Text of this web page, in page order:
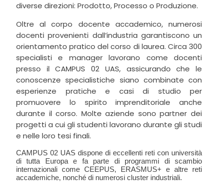
diverse direzioni: Prodotto, Processo o Produzione.
Oltre al corpo docente accademico, numerosi
docenti provenienti dall’industria garantiscono un
orientamento pratico del corso di laurea. Circa 300
specialisti e manager lavorano come docenti
presso il CAMPUS 02 UAS, assicurando che le
conoscenze specialistiche siano combinate con
esperienze pratiche e casi di studio per
promuovere lo spirito imprenditoriale anche
durante il corso. Molte aziende sono partner dei
progetti a cui gli studenti lavorano durante gli studi
e nelle loro tesi finali.
CAMPUS 02 UAS dispone di eccellenti reti con università
di tutta Europa e fa parte di programmi di scambio
internazionali come CEEPUS, ERASMUS+ e altre reti
accademiche, nonché di numerosi cluster industriali.